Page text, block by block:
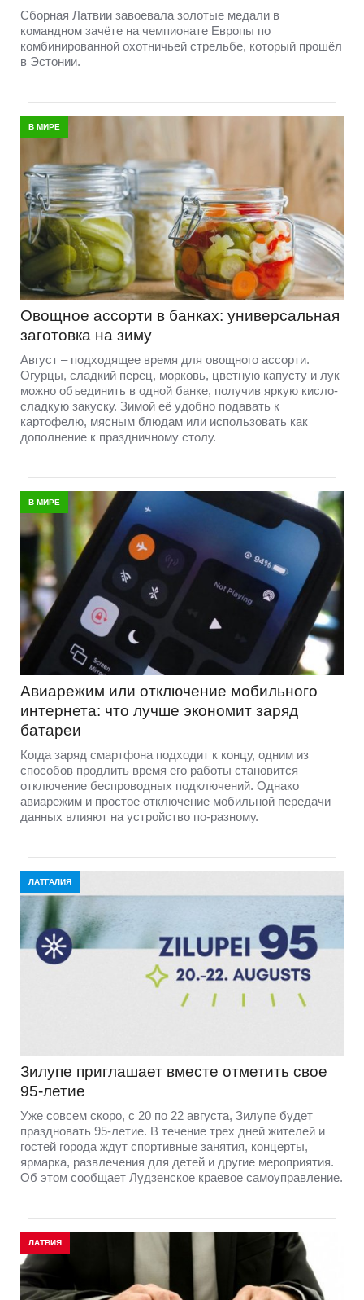
Сборная Латвии завоевала золотые медали в
командном зачёте на чемпионате Европы по
комбинированной охотничьей стрельбе, который прошёл
в Эстонии.
В МИРЕ
Овощное ассорти в банках: универсальная
заготовка на зиму
Август – подходящее время для овощного ассорти.
Огурцы, сладкий перец, морковь, цветную капусту и лук
можно объединить в одной банке, получив яркую кисло-
сладкую закуску. Зимой её удобно подавать к
картофелю, мясным блюдам или использовать как
дополнение к праздничному столу.
В МИРЕ
Авиарежим или отключение мобильного
интернета: что лучше экономит заряд
батареи
Когда заряд смартфона подходит к концу, одним из
способов продлить время его работы становится
отключение беспроводных подключений. Однако
авиарежим и простое отключение мобильной передачи
данных влияют на устройство по-разному.
ЛАТГАЛИЯ
Зилупе приглашает вместе отметить свое
95-летие
Уже совсем скоро, с 20 по 22 августа, Зилупе будет
праздновать 95-летие. В течение трех дней жителей и
гостей города ждут спортивные занятия, концерты,
ярмарка, развлечения для детей и другие мероприятия.
Об этом сообщает Лудзенское краевое самоуправление.
ЛАТВИЯ